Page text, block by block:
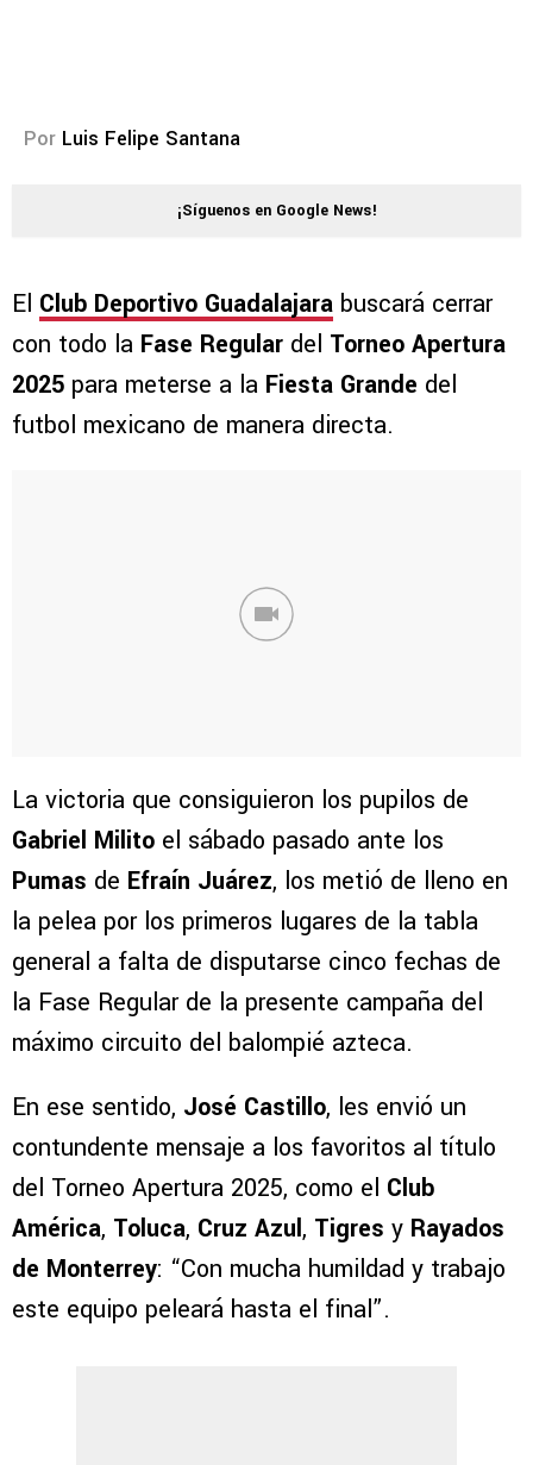
Por Luis Felipe Santana
¡Síguenos en Google News!
El Club Deportivo Guadalajara buscará cerrar
con todo la Fase Regular del Torneo Apertura
2025 para meterse a la Fiesta Grande del
futbol mexicano de manera directa.
La victoria que consiguieron los pupilos de
Gabriel Milito el sábado pasado ante los
Pumas de Efraín Juárez, los metió de lleno en
la pelea por los primeros lugares de la tabla
general a falta de disputarse cinco fechas de
la Fase Regular de la presente campaña del
máximo circuito del balompié azteca.
En ese sentido, José Castillo, les envió un
contundente mensaje a los favoritos al título
del Torneo Apertura 2025, como el Club
América, Toluca, Cruz Azul, Tigres y Rayados
de Monterrey: “Con mucha humildad y trabajo
este equipo peleará hasta el final”.